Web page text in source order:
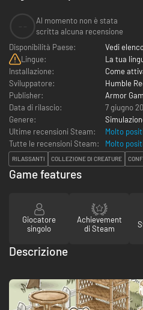
Al momento non è stata
scritta alcuna recensione
Disponibilità Paese:
Vedi
Lingue:
La tua
Installazione:
Come
Sviluppatore:
Humble
Publisher:
Armor
Data di rilascio:
7 giugno
Genere:
Ultime recensioni Steam:
Molto
Tutte le recensioni Steam:
Molto
RILASSANTI COLLEZIONE DI CREATURE
Game features
Giocatore
singolo
Achievement
di Steam
Descrizione